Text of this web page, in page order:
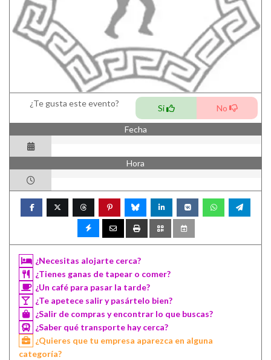
¿Te gusta este evento? Si No
Fecha
Hora
¿Necesitas alojarte cerca?
¿Tienes ganas de tapear o comer?
¿Un café para pasar la tarde?
¿Te apetece salir y pasártelo bien?
¿Salir de compras y encontrar lo que buscas?
¿Saber qué transporte hay cerca?
¿Quieres que tu empresa aparezca en alguna
categoría?